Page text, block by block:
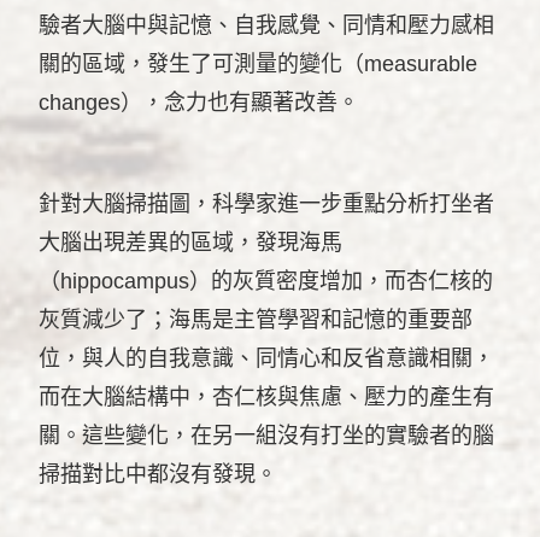
驗者大腦中與記憶、自我感覺、同情和壓力感相
關的區域，發生了可測量的變化（measurable
changes），念力也有顯著改善。
針對大腦掃描圖，科學家進一步重點分析打坐者
大腦出現差異的區域，發現海馬
（hippocampus）的灰質密度增加，而杏仁核的
灰質減少了；海馬是主管學習和記憶的重要部
位，與人的自我意識、同情心和反省意識相關，
而在大腦結構中，杏仁核與焦慮、壓力的產生有
關。這些變化，在另一組沒有打坐的實驗者的腦
掃描對比中都沒有發現。